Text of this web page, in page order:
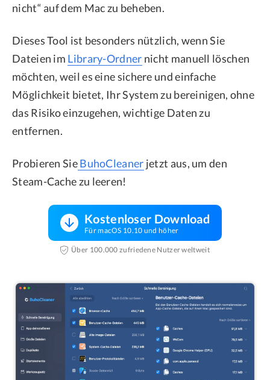
nicht“ auf dem Mac zu beheben.
Dieses Tool ist besonders nützlich, wenn Sie
Dateien im Library-Ordner nicht manuell löschen
möchten, weil es eine sichere und einfache
Möglichkeit bietet, Ihr System zu bereinigen, ohne
das Risiko einzugehen, wichtige Daten zu
entfernen.
Probieren SieBuhoCleaner jetzt aus, um den
Steam-Cache zu leeren!
Kostenloser Download
Für macOS 10.10 und höher
Über 100.000 zufriedene Nutzer weltweit